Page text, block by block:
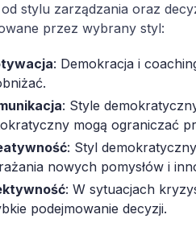
stylu zarządzania oraz
przez wybrany styl:
: Demokracja i
: Style
mogą ograniczać
: Styl
nowych pomysłów i
: W sytuacjach
podejmowanie decyzji.